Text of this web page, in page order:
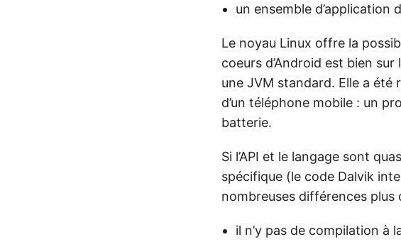
un ensemble d’application
Le noyau Linux offre la
coeurs d’Android est bien
une JVM standard. Elle a
d’un téléphone mobile : un
batterie.
Si l’API et le langage sont
spécifique (le code Dalvik
nombreuses différences
il n’y pas de compilation à